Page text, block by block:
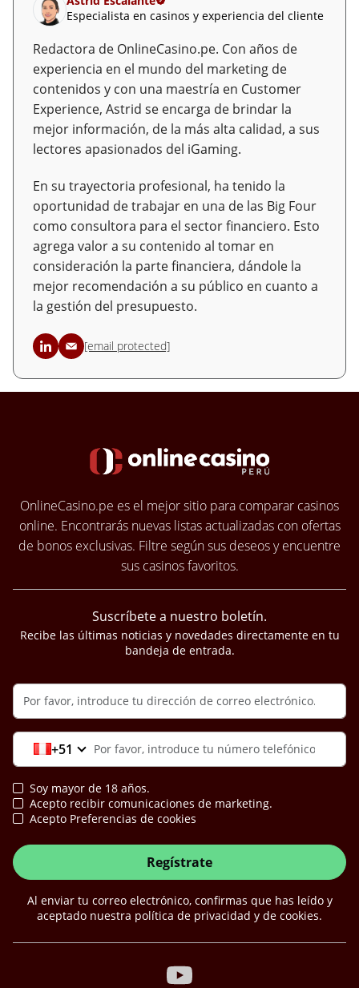
Especialista en casinos y experiencia del cliente
Redactora de OnlineCasino.pe. Con años de
experiencia en el mundo del marketing de
contenidos y con una maestría en Customer
Experience, Astrid se encarga de brindar la
mejor información, de la más alta calidad, a sus
lectores apasionados del iGaming.
En su trayectoria profesional, ha tenido la
oportunidad de trabajar en una de las Big Four
como consultora para el sector financiero. Esto
agrega valor a su contenido al tomar en
consideración la parte financiera, dándole la
mejor recomendación a su público en cuanto a
la gestión del presupuesto.
[email protected]
OnlineCasino.pe es el mejor sitio para comparar casinos
online. Encontrarás nuevas listas actualizadas con ofertas
de bonos exclusivas. Filtre según sus deseos y encuentre
sus casinos favoritos.
Suscríbete a nuestro boletín.
Recibe las últimas noticias y novedades directamente en tu
bandeja de entrada.
+51
Soy mayor de 18 años.
Acepto recibir comunicaciones de marketing.
Acepto Preferencias de cookies
Regístrate
Al enviar tu correo electrónico, confirmas que has leído y
aceptado nuestra política de privacidad y de cookies.